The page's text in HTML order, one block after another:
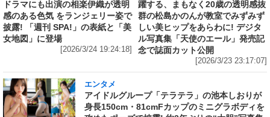
ドラマにも出演の相楽伊織が透明
感のある色気 をランジェリー姿で
披露! 「週刊 SPA!」の表紙と「美
女地図」に登場
[2026/3/24 19:24:18]
躍する、まもなく20歳の透明感抜
群の松島かのんが教室でみずみず
しい美ヒップをあらわに! デジタ
ル写真集「天使のエール」発売記
念で誌面カット公開
[2026/3/23 23:17:07]
エンタメ
アイドルグループ「テラテラ」の池本しおりが
身長150cm・81cmFカップのミニグラボディを